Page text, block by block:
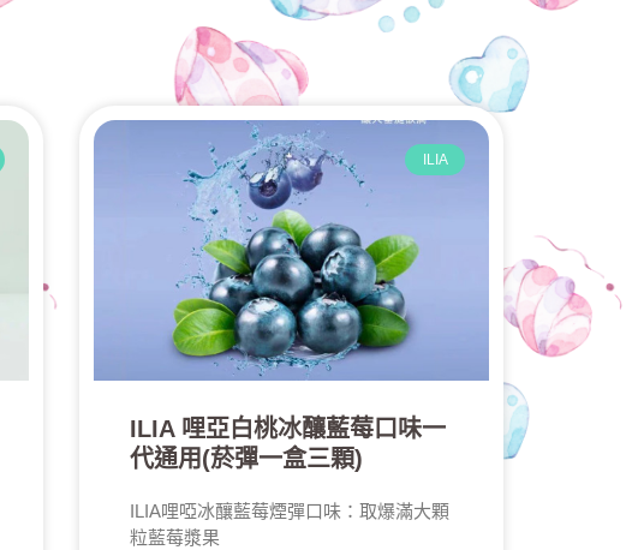
ILIA
ILIA 哩亞白桃冰釀藍莓口味一
代通用(菸彈一盒三顆)
ILIA哩啞冰釀藍莓煙彈口味：取爆滿大顆
粒藍莓漿果